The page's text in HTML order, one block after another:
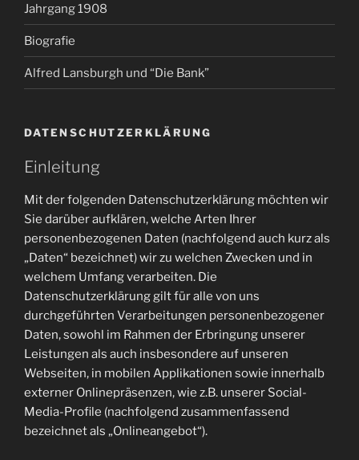
Jahrgang 1908
Biografie
Alfred Lansburgh und “Die Bank”
DATENSCHUTZERKLÄRUNG
Einleitung
Mit der folgenden Datenschutzerklärung möchten wir
Sie darüber aufklären, welche Arten Ihrer
personenbezogenen Daten (nachfolgend auch kurz als
„Daten“ bezeichnet) wir zu welchen Zwecken und in
welchem Umfang verarbeiten. Die
Datenschutzerklärung gilt für alle von uns
durchgeführten Verarbeitungen personenbezogener
Daten, sowohl im Rahmen der Erbringung unserer
Leistungen als auch insbesondere auf unseren
Webseiten, in mobilen Applikationen sowie innerhalb
externer Onlinepräsenzen, wie z.B. unserer Social-
Media-Profile (nachfolgend zusammenfassend
bezeichnet als „Onlineangebot“).